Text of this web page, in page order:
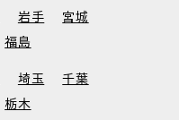
岩手
宮城
福島
埼玉
千葉
栃木